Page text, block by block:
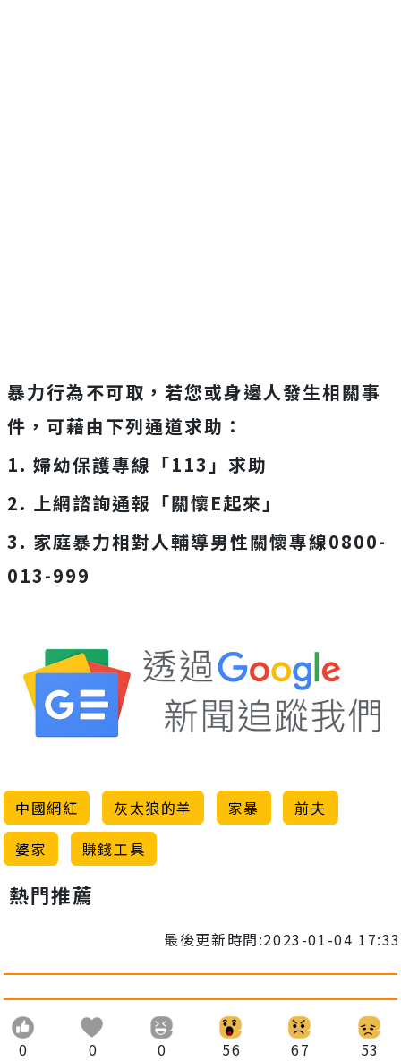
暴力行為不可取，若您或身邊人發生相關事
件，可藉由下列通道求助：
1. 婦幼保護專線「113」求助
2. 上網諮詢通報「關懷E起來」
3. 家庭暴力相對人輔導男性關懷專線0800-
013-999
中國網紅 灰太狼的羊 家暴
前夫
婆家
賺錢工具
熱門推薦
最後更新時間:2023-01-04 17:33
0 0 0 56 67 53